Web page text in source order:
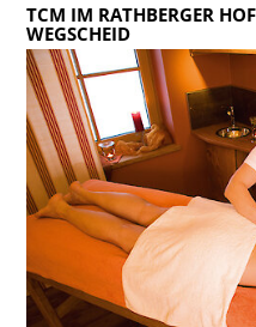
TCM IM RATHBERGER HOF
WEGSCHEID